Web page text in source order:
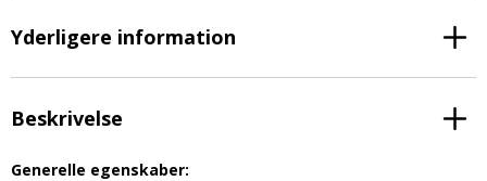
Yderligere information
Beskrivelse
Generelle egenskaber: